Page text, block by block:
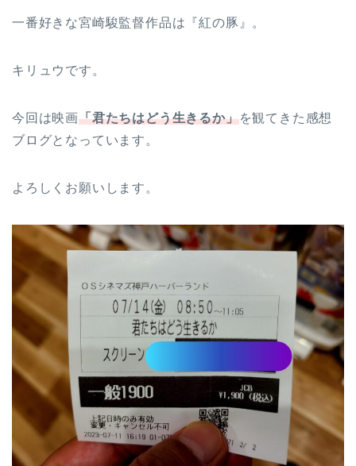
一番好きな宮崎駿監督作品は『紅の豚』。
キリュウです。
今回は映画「君たちはどう生きるか」を観てきた感想
ブログとなっています。
よろしくお願いします。